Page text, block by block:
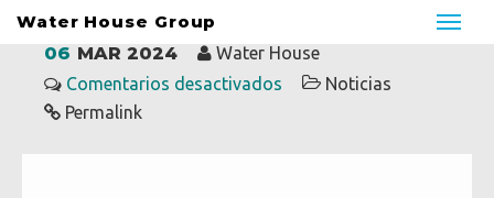
Water House Group
06 MAR 2024
Water House
Comentarios desactivados
Noticias
Permalink